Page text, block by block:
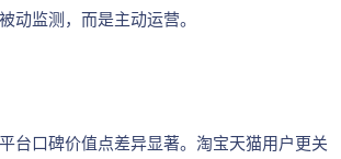
动监测，而是主动运营。
台口碑价值点差异显著。淘宝天猫用户更关